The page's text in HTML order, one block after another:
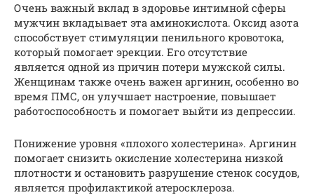
Очень важный вклад в здоровье интимной сферы
мужчин вкладывает эта аминокислота. Оксид азота
способствует стимуляции пенильного кровотока,
который помогает эрекции. Его отсутствие
является одной из причин потери мужской силы.
Женщинам также очень важен аргинин, особенно во
время ПМС, он улучшает настроение, повышает
работоспособность и помогает выйти из депрессии.
Понижение уровня «плохого холестерина». Аргинин
помогает снизить окисление холестерина низкой
плотности и остановить разрушение стенок сосудов,
является профилактикой атеросклероза.